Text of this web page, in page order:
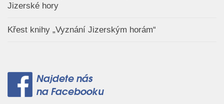
Jizerské hory
Křest knihy „Vyznání Jizerským horám“